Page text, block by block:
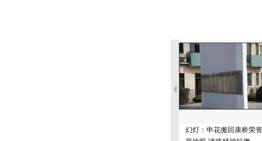
幻灯：申花搬回康桥荣